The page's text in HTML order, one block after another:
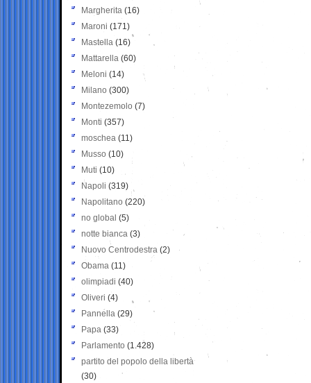
Margherita (16)
Maroni (171)
Mastella (16)
Mattarella (60)
Meloni (14)
Milano (300)
Montezemolo (7)
Monti (357)
moschea (11)
Musso (10)
Muti (10)
Napoli (319)
Napolitano (220)
no global (5)
notte bianca (3)
Nuovo Centrodestra (2)
Obama (11)
olimpiadi (40)
Oliveri (4)
Pannella (29)
Papa (33)
Parlamento (1.428)
partito del popolo della libertà
(30)